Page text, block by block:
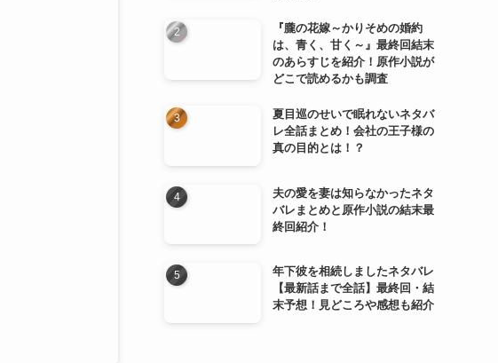
『朧の花嫁～かりそめの婚約
は、青く、甘く～』最終回結末
のあらすじを紹介！原作小説が
どこで読めるかも調査
夏目巡のせいで眠れないネタバ
レ全話まとめ！会社の王子様の
真の目的とは！？
夫の愛を妻は知らなかったネタ
バレまとめと原作小説の結末最
終回紹介！
年下彼を相続しましたネタバレ
【最新話まで全話】最終回・結
末予想！見どころや感想も紹介